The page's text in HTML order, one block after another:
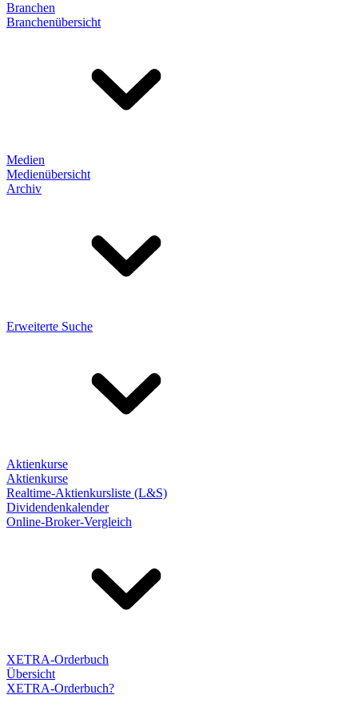
Branchen
Branchenübersicht
Medien
Medienübersicht
Archiv
Erweiterte Suche
Aktienkurse
Aktienkurse
Realtime-Aktienkursliste (L&S)
Dividendenkalender
Online-Broker-Vergleich
XETRA-Orderbuch
Übersicht
XETRA-Orderbuch?